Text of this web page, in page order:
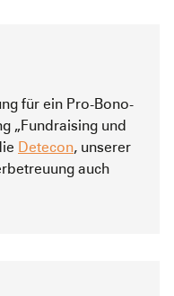
für ein Pro-Bono-
„Fundraising und
Detecon, unserer
auch